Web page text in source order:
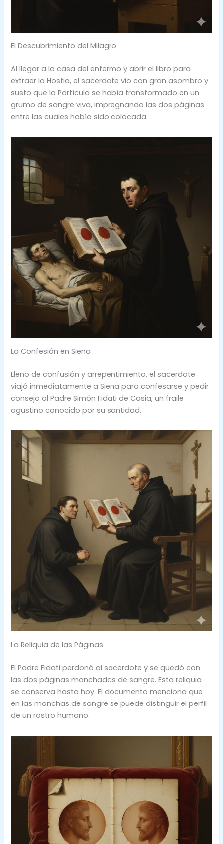
El Descubrimiento del Milagro
Al llegar a la casa del enfermo y abrir el libro para
extraer la Hostia, el sacerdote vio con gran asombro y
susto que la Partícula se había transformado en un
grumo de sangre viva, impregnando las dos páginas
entre las cuales había sido colocada.
La Confesión en Siena
Lleno de confusión y arrepentimiento, el sacerdote
viajó inmediatamente a Siena para confesarse y pedir
consejo al Padre Simón Fidati de Casia, un fraile
agustino conocido por su santidad.
La Reliquia de las Páginas
El Padre Fidati perdonó al sacerdote y se quedó con
las dos páginas manchadas de sangre. Esta reliquia
se conserva hasta hoy. El documento menciona que
en las manchas de sangre se puede distinguir el perfil
de un rostro humano.